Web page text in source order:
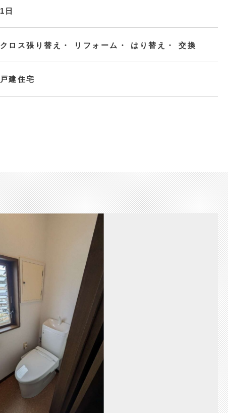
1日
クロス張り替え リフォーム はり替え 交換
戸建住宅